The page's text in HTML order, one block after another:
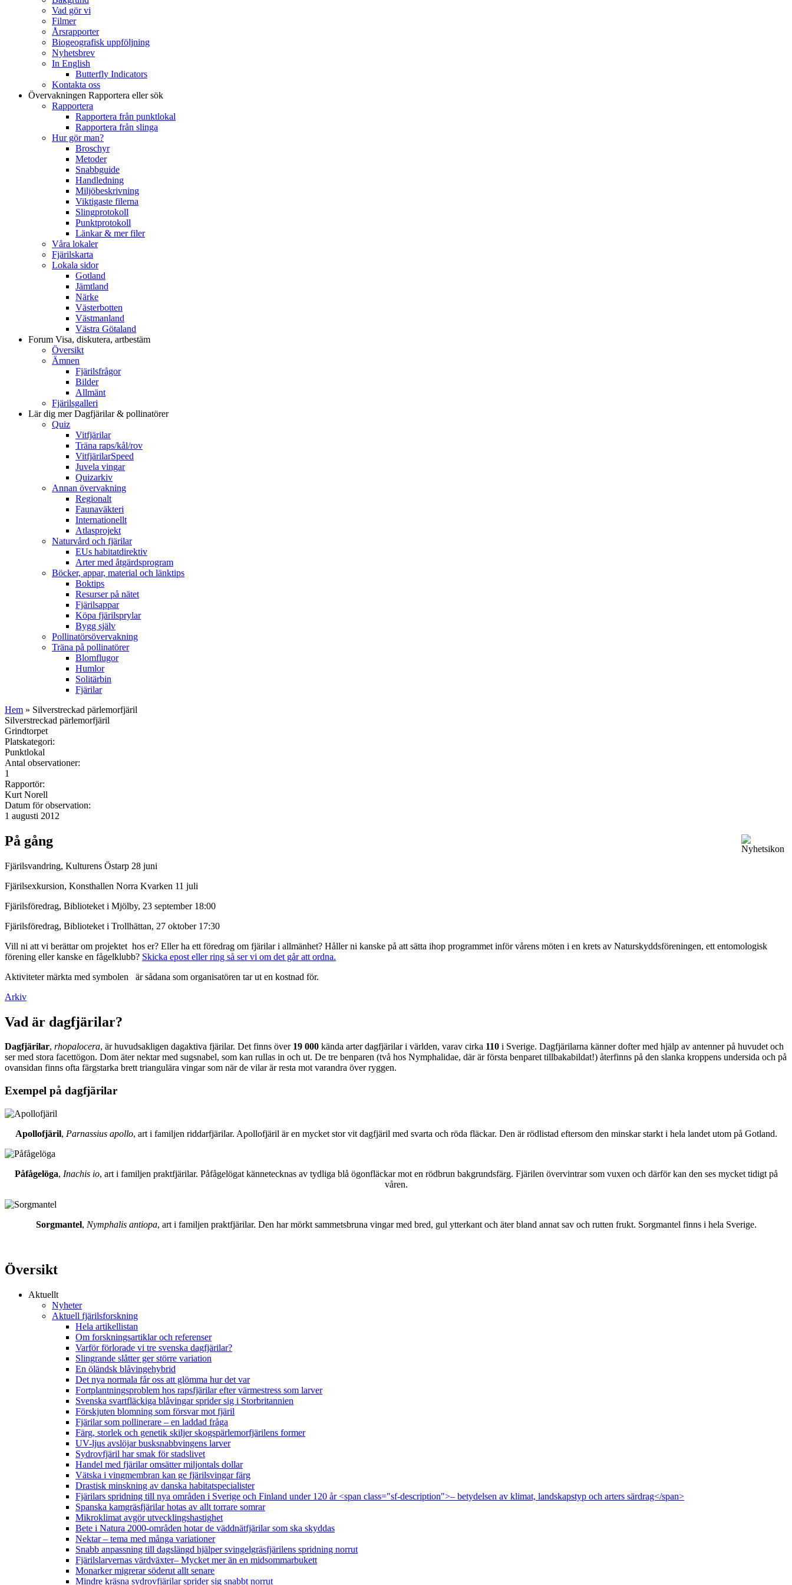
Vad gör vi
Filmer
Årsrapporter
Biogeografisk uppföljning
Nyhetsbrev
In English
Butterfly Indicators
Kontakta oss
Övervakningen Rapportera eller sök
Rapportera
Rapportera från punktlokal
Rapportera från slinga
Hur gör man?
Broschyr
Metoder
Snabbguide
Handledning
Miljöbeskrivning
Viktigaste filerna
Slingprotokoll
Punktprotokoll
Länkar & mer filer
Våra lokaler
Fjärilskarta
Lokala sidor
Gotland
Jämtland
Närke
Västerbotten
Västmanland
Västra Götaland
Forum Visa, diskutera, artbestäm
Översikt
Ämnen
Fjärilsfrågor
Bilder
Allmänt
Fjärilsgalleri
Lär dig merDagfjärilar & pollinatörer
Quiz
Vitfjärilar
Träna raps/kål/rov
VitfjärilarSpeed
Juvela vingar
Quizarkiv
Annan övervakning
Regionalt
Faunaväkteri
Internationellt
Atlasprojekt
Naturvård och fjärilar
EUs habitatdirektiv
Arter med åtgärdsprogram
Böcker, appar, material och länktips
Boktips
Resurser på nätet
Fjärilsappar
Köpa fjärilsprylar
Bygg själv
Pollinatörsövervakning
Träna på pollinatörer
Blomflugor
Humlor
Solitärbin
Fjärilar
Hem » Silverstreckad pärlemorfjäril
Silverstreckad pärlemorfjäril
Grindtorpet
Platskategori:
Punktlokal
Antal observationer:
1
Rapportör:
Kurt Norell
Datum för observation:
1 augusti 2012
På gång
Fjärilsvandring, Kulturens Östarp 28 juni
Fjärilsexkursion, Konsthallen Norra Kvarken 11 juli
Fjärilsföredrag, Biblioteket i Mjölby, 23 september 18:00
Fjärilsföredrag, Biblioteket i Trollhättan, 27 oktober 17:30
Vill ni att vi berättar om projektet hos er? Eller ha ett föredrag om fjärilar i allmänhet? Håller ni kanske på att sätta ihop programmet inför vårens möten i en krets av Naturskyddsföreningen, ett entomologisk
förening eller kanske en fågelklubb? Skicka epost eller ring så ser vi om det går att ordna.
Aktiviteter märkta med symbolen
är sådana som organisatören tar ut en kostnad för.
Arkiv
Vad är dagfjärilar?
Dagfjärilar, rhopalocera, är huvudsakligen dagaktiva fjärilar. Det finns över 19 000 kända arter dagfjärilar i världen, varav cirka 110 i Sverige. Dagfjärilarna känner dofter med hjälp av antenner på huvudet och
ser med stora facettögon. Dom äter nektar med sugsnabel, som kan rullas in och ut. De tre benparen (två hos Nymphalidae, där är första benparet tillbakabildat!) återfinns på den slanka kroppens undersida och på
ovansidan finns ofta färgstarka brett triangulära vingar som när de vilar är resta mot varandra över ryggen.
Exempel på dagfjärilar
Apollofjäril, Parnassius apollo, art i familjen riddarfjärilar. Apollofjäril är en mycket stor vit dagfjäril med svarta och röda fläckar. Den är rödlistad eftersom den minskar starkt i hela landet utom på Gotland.
Påfågelöga, Inachis io, art i familjen praktfjärilar. Påfågelögat kännetecknas av tydliga blå ögonfläckar mot en rödbrun bakgrundsfärg. Fjärilen övervintrar som vuxen och därför kan den ses mycket tidigt på
våren.
Sorgmantel, Nymphalis antiopa, art i familjen praktfjärilar. Den har mörkt sammetsbruna vingar med bred, gul ytterkant och äter bland annat sav och rutten frukt. Sorgmantel finns i hela Sverige.
Översikt
Aktuellt
Nyheter
Aktuell fjärilsforskning
Hela artikellistan
Om forskningsartiklar och referenser
Varför förlorade vi tre svenska dagfjärilar?
Slingrande slåtter ger större variation
En öländsk blåvingehybrid
Det nya normala får oss att glömma hur det var
Fortplantningsproblem hos rapsfjärilar efter värmestress som larver
Svenska svartfläckiga blåvingar sprider sig i Storbritannien
Förskjuten blomning som försvar mot fjäril
Fjärilar som pollinerare – en laddad fråga
Färg, storlek och genetik skiljer skogspärlemorfjärilens former
UV-ljus avslöjar busksnabbvingens larver
Sydrovfjäril har smak för stadslivet
Handel med fjärilar omsätter miljontals dollar
Vätska i vingmembran kan ge fjärilsvingar färg
Drastisk minskning av danska habitatspecialister
Fjärilars spridning till nya områden i Sverige och Finland under 120 år <span class="sf-description">– betydelsen av klimat, landskapstyp och arters särdrag</span>
Spanska kamgräsfjärilar hotas av allt torrare somrar
Mikroklimat avgör utvecklingshastighet
Bete i Natura 2000-områden hotar de väddnätfjärilar som ska skyddas
Nektar – tema med många variationer
Snabb anpassning till dagslängd hjälper svingelgräsfjärilens spridning norrut
Fjärilslarvernas värdväxter– Mycket mer än en midsommarbukett
Monarker migrerar söderut allt senare
Mindre kräsna sydrovfjärilar sprider sig snabbt norrut